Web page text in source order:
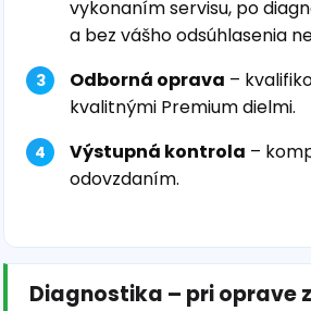
vykonaním servisu, po
a bez vášho odsúhlasenia
Odborná oprava –
kvalitnými Premium dielmi.
Výstupná kontrola –
odovzdaním.
Diagnostika – pri oprave